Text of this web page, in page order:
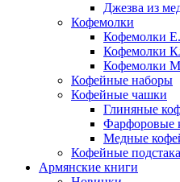
Джезва из
Кофемолки
Кофемолки
Кофемолки
Кофемолки
Кофейные наборы
Кофейные чашки
Глиняные
Фарфоровые
Медные
Кофейные
Армянские книги